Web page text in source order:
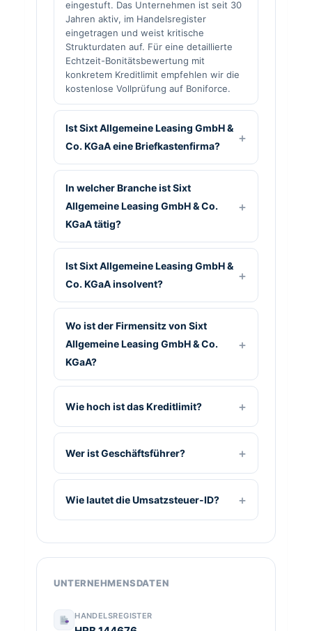
eingestuft. Das Unternehmen ist seit 30
Jahren aktiv, im Handelsregister
eingetragen und weist kritische
Strukturdaten auf. Für eine detaillierte
Echtzeit-Bonitätsbewertung mit
konkretem Kreditlimit empfehlen wir die
kostenlose Vollprüfung auf Boniforce.
Ist Sixt Allgemeine Leasing GmbH &
Co. KGaA eine Briefkastenfirma?
In welcher Branche ist Sixt
Allgemeine Leasing GmbH & Co.
KGaA tätig?
Ist Sixt Allgemeine Leasing GmbH &
Co. KGaA insolvent?
Wo ist der Firmensitz von Sixt
Allgemeine Leasing GmbH & Co.
KGaA?
Wie hoch ist das Kreditlimit?
Wer ist Geschäftsführer?
Wie lautet die Umsatzsteuer-ID?
UNTERNEHMENSDATEN
HANDELSREGISTER